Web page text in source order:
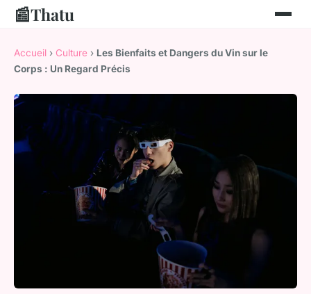
📰Thatu
Accueil › Culture › Les Bienfaits et Dangers du Vin sur le
Corps : Un Regard Précis